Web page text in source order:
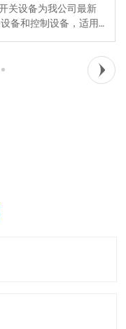
关设备为我公司最新
备和控制设备，适用
，额定电流最高
开关柜配置性能优良